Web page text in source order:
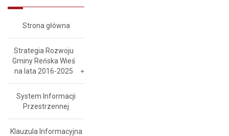
Strona główna
Strategia Rozwoju
Gminy Reńska Wieś
na lata 2016-2025
System Informacji
Przestrzennej
Klauzula Informacyjna